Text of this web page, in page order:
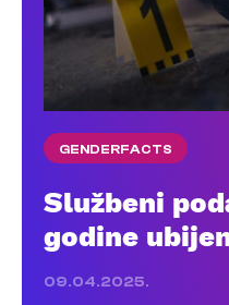
GENDERFACTS
Službeni
godine
09.04.2025.